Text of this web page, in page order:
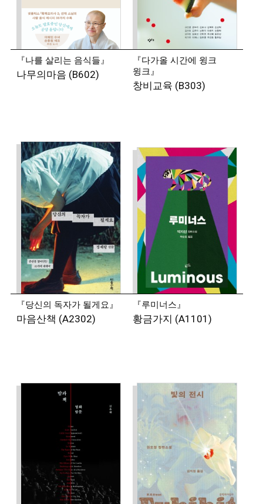
통해 시를 발표하기 시작했다. 시집 『감은 눈이 내
얼굴을』, 『산책하는 사람에게』, 『기억 몸짓』 등을
냈다. 김수영문학상을 수상했다.
◾유선혜 (시인)
나방』이 있으며, 2025년 문지문학상을 수상했다.
육호수 (시인)
읽고 쓰며 살아가는 시인·문학평론가이다. 적막과
침묵과 고요해 대해, 어둠과 꿈과 죽음에 대해, 써내야만
하는 것과 쓸 수 없는 것, 쓰면 안 되는 것에 대해
고민하며 지내고 있다. 2016 대산대학문학상을 통해
시인으로, 2022년 세계일보 신춘문예를 통해 문학
평론가로 데뷔했다. 시집 『나는 오늘 혼자 바다에 갈 수
있어요』, 『영원 금지 소년 금지 천사 금지』 등을
펴냈다.
시를 쓰고 음악을 만든다. 2008년 경향신문 신춘문예를
통해 등단했다. 시집 『아마도 아프리카』, 『왜냐하면
우리는 우리를 모르고』, 『그리하여 흘려 쓴 것들』,
『있지도 않은 문장은 아름답고』, 『영원이 미래를
돌아본다』, 산문집 『새벽과 음악』 등을 썼다. 2011년
편운문학상 우수상, 2016년 김현문학패, 2022년
현대문학상을 수상했다.
『나를 살리는 음식들』
나무의마음 (B602)
『다가올 시간에 윙크
윙크』
창비교육 (B303)
『당신의 독자가 될게요』
마음산책 (A2302)
『루미너스』
황금가지 (A1101)